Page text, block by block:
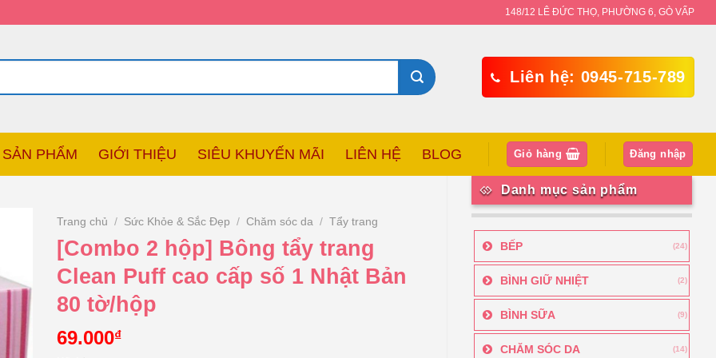
148/12 LÊ ĐỨC THỌ, PHƯỜNG 6, GÒ VẤP
Liên hệ: 0945-715-789
SẢN PHẨM GIỚI THIỆU SIÊU KHUYẾN MÃI LIÊN HỆ BLOG Giỏ hàng Đăng nhập
Danh mục sản phẩm
BẾP (24)
BÌNH GIỮ NHIỆT (2)
BÌNH SỮA (9)
CHĂM SÓC DA (14)
Trang chủ / Sức Khỏe & Sắc Đẹp / Chăm sóc da / Tẩy trang
[Combo 2 hộp] Bông tẩy trang
Clean Puff cao cấp số 1 Nhật Bản
80 tờ/hộp
69.000₫